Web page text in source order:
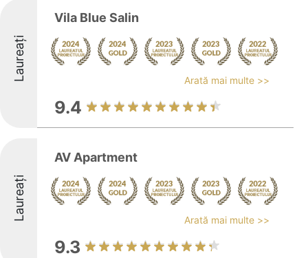
Laureați
Vila Blue Salin
Arată mai multe >>
9.4
Laureați
AV Apartment
Arată mai multe >>
9.3